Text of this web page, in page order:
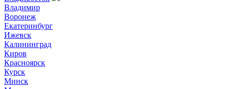
Владимир
Воронеж
Екатеринбург
Ижевск
Калининград
Киров
Красноярск
Курск
Минск